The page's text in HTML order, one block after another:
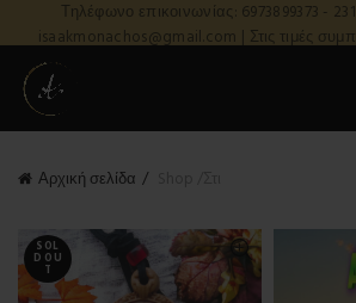
Τηλέφωνο επικοινωνίας: 6973899373 -
isaakmonachos@gmail.com | Στις τιμές
Αρχική σελίδα
SOL
D OU
T